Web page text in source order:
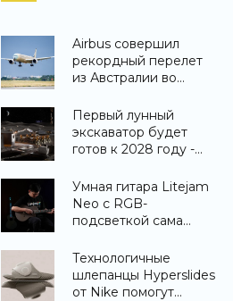
Airbus совершил
рекордный перелет
из Австралии во
«Техника»
Первый лунный
экскаватор будет
готов к 2028 году -
Умная гитара Litejam
Neo с RGB-
подсветкой сама
«Гаджеты»
Технологичные
шлепанцы Hyperslides
от Nike помогут